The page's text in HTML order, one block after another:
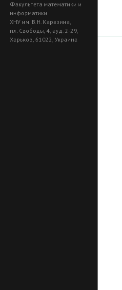
Факультета математики и
информатики
ХНУ им. В.Н. Каразина,
пл. Свободы, 4, ауд. 2-29,
Харьков, 61022, Украина